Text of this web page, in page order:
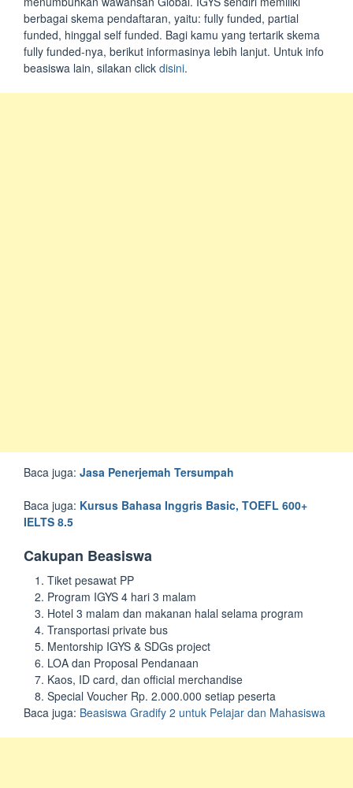
berbagai skema pendaftaran, yaitu: fully funded, partial
funded, hinggal self funded. Bagi kamu yang tertarik skema
fully funded-nya, berikut informasinya lebih lanjut. Untuk info
beasiswa lain, silakan click disini.
Baca juga: Jasa Penerjemah Tersumpah
Baca juga: Kursus Bahasa Inggris Basic, TOEFL 600+
IELTS 8.5
Cakupan Beasiswa
Tiket pesawat PP
Program IGYS 4 hari 3 malam
Hotel 3 malam dan makanan halal selama program
Transportasi private bus
Mentorship IGYS & SDGs project
LOA dan Proposal Pendanaan
Kaos, ID card, dan official merchandise
Special Voucher Rp. 2.000.000 setiap peserta
Baca juga: Beasiswa Gradify 2 untuk Pelajar dan Mahasiswa